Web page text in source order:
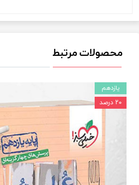
محصولات مرتبط
یازدهم
۲۰ درصد